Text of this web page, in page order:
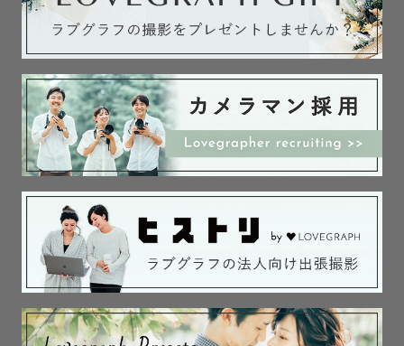
どんな状況でも対応可能です！！
最後までご覧いただきありがとうございます。
お会いできるのを楽しみにしています。